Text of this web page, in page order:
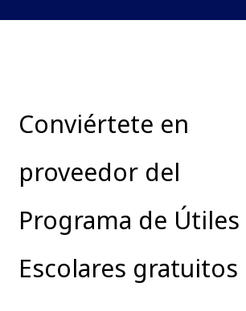
Conviértete en
proveedor del
Programa de Útiles
Escolares gratuitos